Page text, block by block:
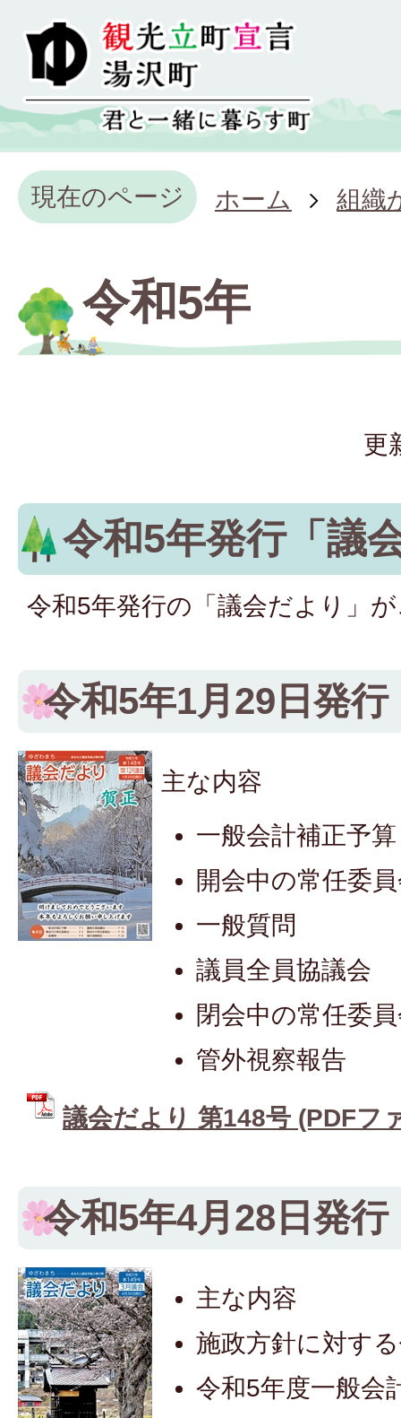
現在のページ ホーム 組織
令和5年
更
令和5年発行「議
令和5年発行の「議会だより」
令和5年1月29日発行
主な内容
一般会計補正予算
開会中の常任委
一般質問
議員全員協議会
閉会中の常任委
管外視察報告
議会だより 第148号 (PDFフ
令和5年4月28日発行
主な内容
施政方針に対す
令和5年度一般会